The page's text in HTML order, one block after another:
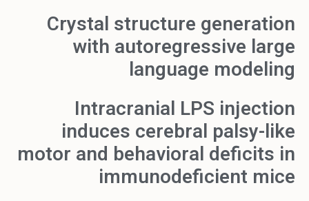
Crystal structure generation
with autoregressive large
language modeling
Intracranial LPS injection
induces cerebral palsy-like
motor and behavioral deficits in
immunodeficient mice